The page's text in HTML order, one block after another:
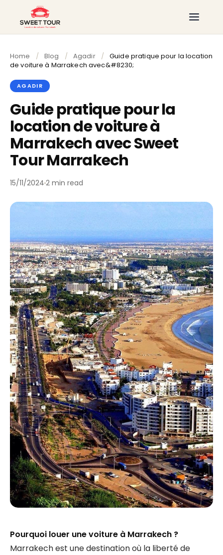
Home / Blog / Agadir /
Guide pratique pour la location
de voiture à Marrakech avec&#8230;
AGADIR
Guide pratique pour la
location de voiture à
Marrakech avec Sweet
Tour Marrakech
15/11/2024 2 min read
Pourquoi louer une voiture à Marrakech ?
Marrakech est une destination où la liberté de